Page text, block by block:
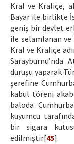
Kral ve Kraliçe,
Bayar ile birlikte
geniş bir devlet
ile selamlanan
Kral ve Kraliçe
Sarayburnu’nda
duruşu yaparak
şerefine
kabul töreni
baloda
kuyumcu
bir sigara
edilmiştir[45].